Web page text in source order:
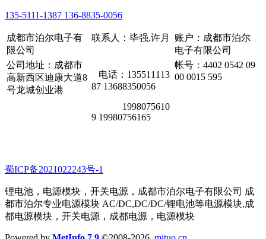
135-5111-1387 136-8835-0056
成都市泊尔电子有
限公司
联系人：毕强,许月
账户：成都市泊尔
电子有限公司
公司地址：成都市
高新西区迪康大道8
号龙城创业港
电话：135511113
87 13688350056
1998075610
9 19980756165
帐号：4402 0542 09
00 0015 595
蜀ICP备2021022243号-1
锂电池，电源模块，开关电源，成都市泊尔电子有限公司 成
都市泊尔专业电源模块 AC/DC,DC/DC/锂电池等电源模块,成
都电源模块，开关电源，成都电源，电源模块